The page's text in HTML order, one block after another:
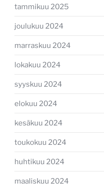
tammikuu 2025
joulukuu 2024
marraskuu 2024
lokakuu 2024
syyskuu 2024
elokuu 2024
kesäkuu 2024
toukokuu 2024
huhtikuu 2024
maaliskuu 2024